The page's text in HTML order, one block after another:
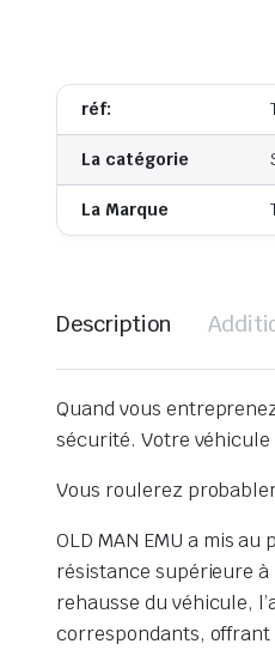
réf:
La catégorie
La Marque
Description
Quand vous
sécurité. Votre
Vous roulerez
OLD MAN EMU a mis
résistance supérieure à
rehausse du véhicule,
correspondants, offrant